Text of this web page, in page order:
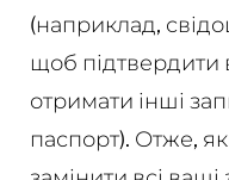
(наприклад,
щоб
отримати інші
паспорт). Отже,